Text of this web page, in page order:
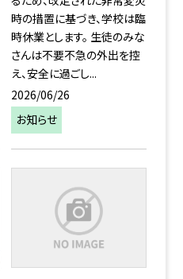
時の措置に基づき、学校は臨
時休業とします。 生徒のみな
さんは不要不急の外出を控
え、安全に過ごし...
2026/06/26
お知らせ